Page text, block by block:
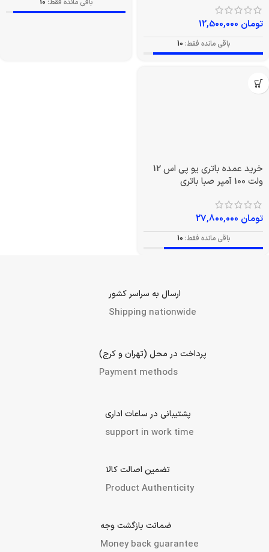
تومان
باقی مانده فقط: 10
باقی مانده فقط: 10
خرید عمده باتری یو پی اس 12
ولت 100 آمپر صبا باتری
تومان
باقی مانده فقط: 10
ارسال به سراسر کشور
Shipping nationwide
پرداخت در محل (تهران و کرج)
Payment methods
پشتیبانی در ساعات اداری
support in work time
تضمین اصالت کالا
Product Authenticity
ضمانت بازگشت وجه
Money back guarantee